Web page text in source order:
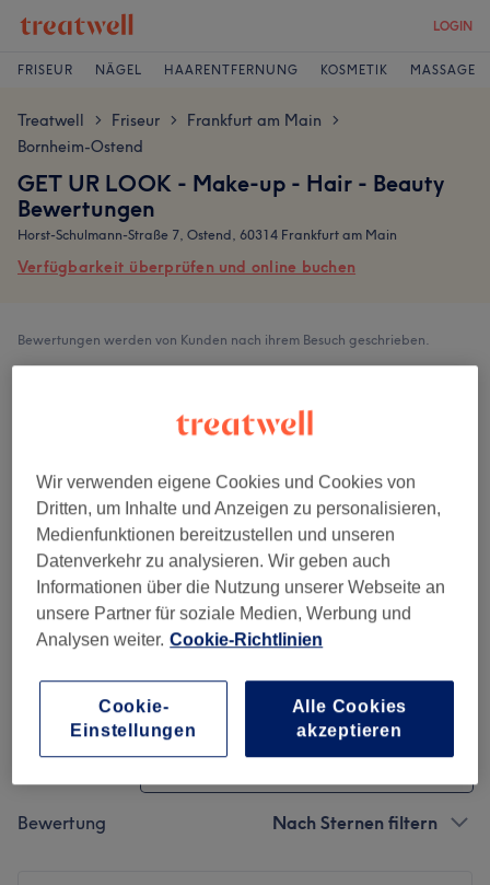
LOGIN
FRISEUR NÄGEL HAARENTFERNUNG KOSMETIK MASSAGE
Treatwell > Friseur > Frankfurt am Main >
Bornheim-Ostend
GET UR LOOK - Make-up - Hair - Beauty
Bewertungen
Horst-Schulmann-Straße 7, Ostend, 60314 Frankfurt am Main
Verfügbarkeit überprüfen und online buchen
Bewertungen werden von Kunden nach ihrem Besuch geschrieben.
Ambiente
Sauberkeit
Service
Bewertungen filtern
Bewertung Nach Sternen filtern
Wir verwenden eigene Cookies und Cookies von
Dritten, um Inhalte und Anzeigen zu personalisieren,
Medienfunktionen bereitzustellen und unseren
Datenverkehr zu analysieren. Wir geben auch
Informationen über die Nutzung unserer Webseite an
unsere Partner für soziale Medien, Werbung und
Analysen weiter. Cookie-Richtlinien
Cookie-
Einstellungen
Alle Cookies
akzeptieren